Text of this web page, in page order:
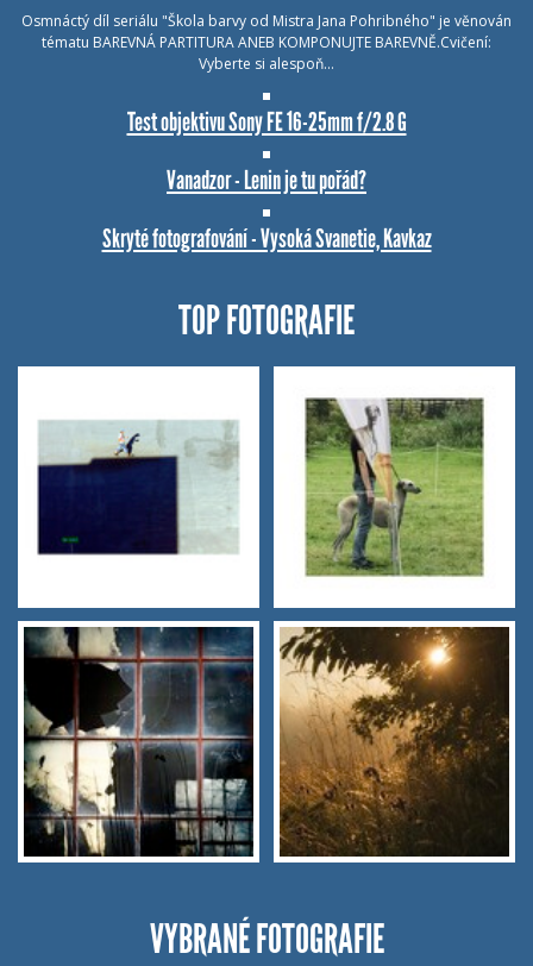
Osmnáctý díl seriálu "Škola barvy od Mistra Jana Pohribného" je věnován
tématu BAREVNÁ PARTITURA ANEB KOMPONUJTE BAREVNĚ.Cvičení:
Vyberte si alespoň…
Test objektivu Sony FE 16-25mm f/2.8 G
Vanadzor - Lenin je tu pořád?
Skryté fotografování - Vysoká Svanetie, Kavkaz
TOP FOTOGRAFIE
VYBRANÉ FOTOGRAFIE